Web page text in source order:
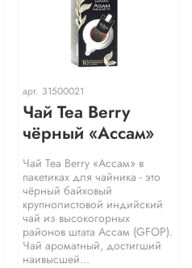
арт. 31500021
Чай Tea Berry
чёрный «Ассам»
Чай Tea Berry «Ассам» в
пакетиках для чайника - это
чёрный байховый
крупнолистовой индийский
чай из высокогорных
районов штата Ассам (GFOP).
Чай ароматный, достигший
наивысшей...